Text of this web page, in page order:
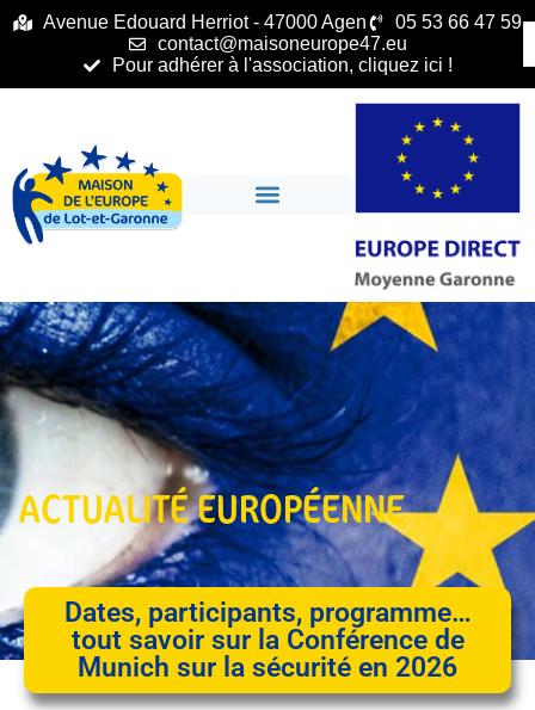
principalAvenue Edouard Herriot - 47000 Agen
05 53 66 47 59
contact@maisoneurope47.eu
Pour adhérer à l'association, cliquez ici !
ACTUALITÉ EUROPÉENNE
Dates, participants, programme…
tout savoir sur la Conférence de
Munich sur la sécurité en 2026